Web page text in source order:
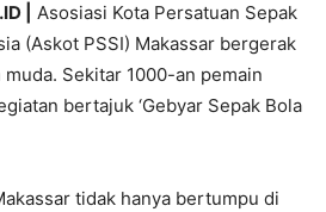
|
Asosiasi Kota Persatuan Sepak
(Askot PSSI) Makassar bergerak
Sekitar 1000-an pemain
bertajuk ‘Gebyar Sepak Bola
tidak hanya bertumpu di